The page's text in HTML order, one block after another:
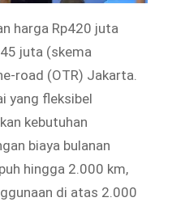
harga Rp420 juta
juta (skema
road (OTR) Jakarta.
yang fleksibel
kebutuhan
biaya bulanan
hingga 2.000 km,
di atas 2.000